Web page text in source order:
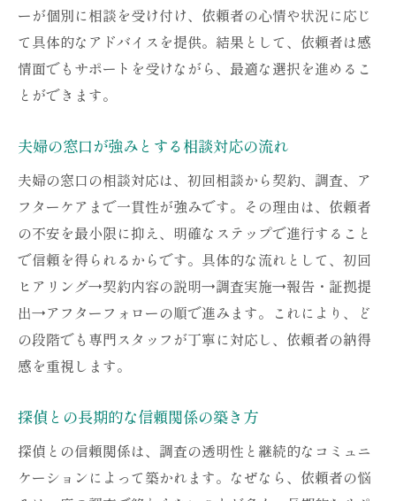
ーが個別に相談を受け付け、依頼者の心情や状況に応じ
て具体的なアドバイスを提供。結果として、依頼者は感
情面でもサポートを受けながら、最適な選択を進めるこ
とができます。
夫婦の窓口が強みとする相談対応の流れ
夫婦の窓口の相談対応は、初回相談から契約、調査、ア
フターケアまで一貫性が強みです。その理由は、依頼者
の不安を最小限に抑え、明確なステップで進行すること
で信頼を得られるからです。具体的な流れとして、初回
ヒアリング→契約内容の説明→調査実施→報告・証拠提
出→アフターフォローの順で進みます。これにより、ど
の段階でも専門スタッフが丁寧に対応し、依頼者の納得
感を重視します。
探偵との長期的な信頼関係の築き方
探偵との信頼関係は、調査の透明性と継続的なコミュニ
ケーションによって築かれます。なぜなら、依頼者の悩